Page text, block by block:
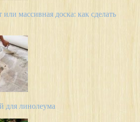
массивная доска: как сделать
для линолеума